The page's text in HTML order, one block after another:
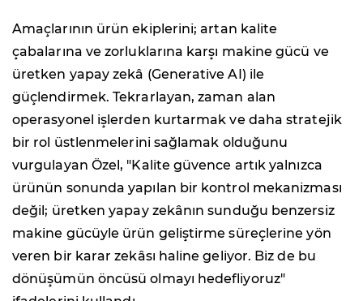
Amaçlarının ürün ekiplerini; artan kalite
çabalarına ve zorluklarına karşı makine gücü ve
üretken yapay zekâ (Generative AI) ile
güçlendirmek. Tekrarlayan, zaman alan
operasyonel işlerden kurtarmak ve daha stratejik
bir rol üstlenmelerini sağlamak olduğunu
vurgulayan Özel, "Kalite güvence artık yalnızca
ürünün sonunda yapılan bir kontrol mekanizması
değil; üretken yapay zekânın sunduğu benzersiz
makine gücüyle ürün geliştirme süreçlerine yön
veren bir karar zekâsı haline geliyor. Biz de bu
dönüşümün öncüsü olmayı hedefliyoruz"